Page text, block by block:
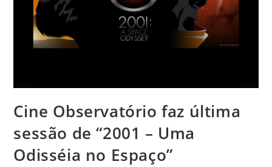
Cine Observatório faz última
sessão de “2001 – Uma
Odisséia no Espaço”